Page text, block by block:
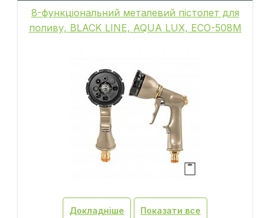
8-функціональний металевий пістолет для
поливу, BLACK LINE, AQUA LUX, ECO-508M
Докладніше Показати все